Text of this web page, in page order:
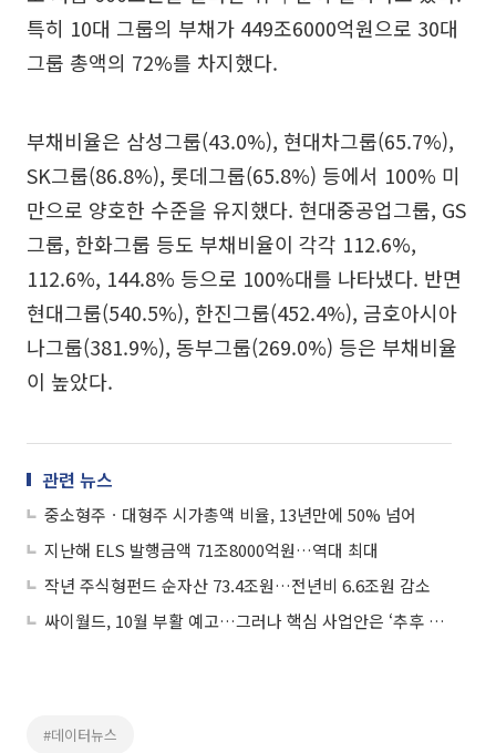
특히 10대 그룹의 부채가 449조6000억원으로 30대
그룹 총액의 72%를 차지했다.
부채비율은 삼성그룹(43.0%), 현대차그룹(65.7%),
SK그룹(86.8%), 롯데그룹(65.8%) 등에서 100% 미
만으로 양호한 수준을 유지했다. 현대중공업그룹, GS
그룹, 한화그룹 등도 부채비율이 각각 112.6%,
112.6%, 144.8% 등으로 100%대를 나타냈다. 반면
현대그룹(540.5%), 한진그룹(452.4%), 금호아시아
나그룹(381.9%), 동부그룹(269.0%) 등은 부채비율
이 높았다.
관련 뉴스
중소형주ㆍ대형주 시가총액 비율, 13년만에 50% 넘어
지난해 ELS 발행금액 71조8000억원…역대 최대
작년 주식형펀드 순자산 73.4조원…전년비 6.6조원 감소
싸이월드, 10월 부활 예고…그러나 핵심 사업안은 ‘추후 공개’
#데이터뉴스